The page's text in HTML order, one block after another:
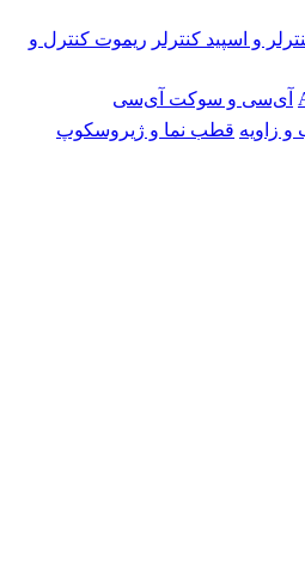
و اسپید کنترلر ریموت کنترل و
آی‌سی و سوکت آی‌سی
زاویه قطب نما و ژیروسکوپ